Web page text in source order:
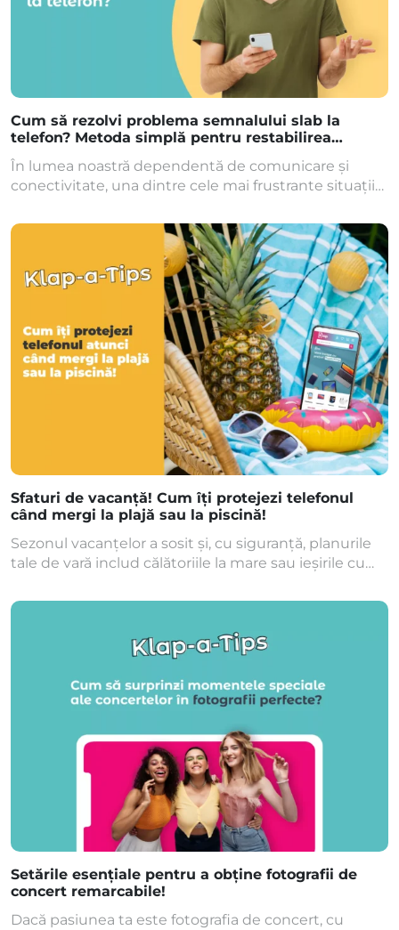
Cum să rezolvi problema semnalului slab la
telefon? Metoda simplă pentru restabilirea
conexiunii
În lumea noastră dependentă de comunicare și
conectivitate, una dintre cele mai frustrante situații
ales atunci când avem nevoie urgentă. Cu toate
acestea, există un truc simplu pe care îl poți folosi
pentru a îmbunătăți semnalul telefonului tău. Ce
poți face când ai semnal slab […]
Sfaturi de vacanță! Cum îți protejezi telefonul
când mergi la plajă sau la piscină!
Sezonul vacanțelor a sosit și, cu siguranță, planurile
tale de vară includ călătoriile la mare sau ieșirile cu
de multe lucruri acolo, în era tehnologiei, situația s-a
saltea gonflabilă, trebuie să iei cu tine și telefonul […]
Setările esențiale pentru a obține fotografii de
concert remarcabile!
Dacă pasiunea ta este fotografia de concert, cu